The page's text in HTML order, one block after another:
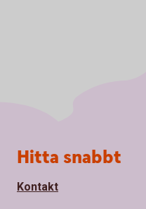
Sidfot
Hitta snabbt
Kontakt